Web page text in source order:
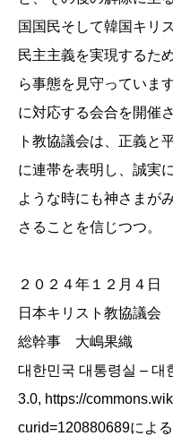
国国民そして韓国キリ
民主主義を実現するた
ら事態を見守っています
に対応する会合を開催
ト教協議会は、 正義と
に連帯を表明し、誠実
ような時にも神さまが
さることを信じつつ。
２０２４年１２月４日
日本キリスト教協議
総幹事 大嶋果織
대한민국 대통령실 – 대
3.0, https://
curid=120880689による